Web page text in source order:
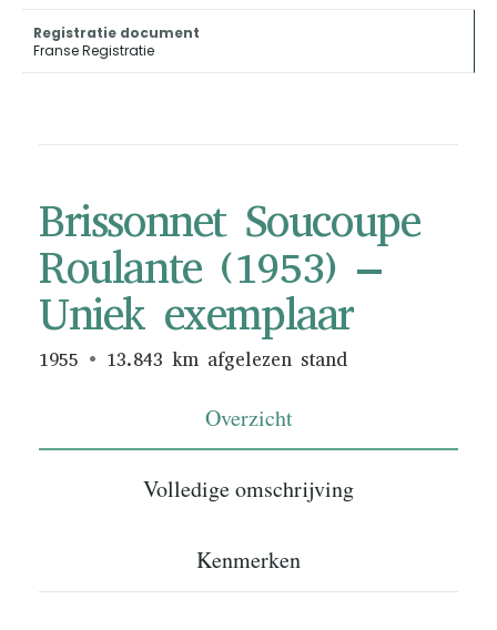
Registratie document
Franse Registratie
Brissonnet Soucoupe
Roulante (1953) –
Uniek exemplaar
1955 13.843 km afgelezen stand
Overzicht
Volledige omschrijving
Kenmerken